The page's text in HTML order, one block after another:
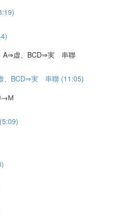
A⇒虚、BCD⇒実 串聯
、BCD⇒実 串聯 (11:05)